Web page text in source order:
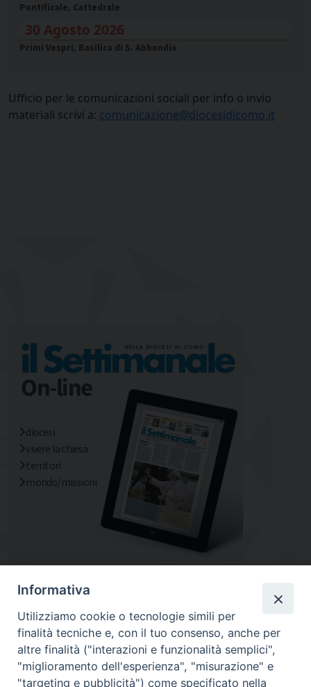
Pontificale, Cattedrale
30 Agosto 2026
Primi Vespri, Basilica di S. Abbondio
Ufficio per le comunicazioni sociali per info o invio
materiali scrivi a: comunicazione@diocesidicomo.it
diocesi
vivere la chiesa
territori
mondo/missioni
Informativa
Utilizziamo cookie o tecnologie simili per
finalità tecniche e, con il tuo consenso, anche per
altre finalità ("interazioni e funzionalità semplici",
"miglioramento dell'esperienza", "misurazione" e
"targeting e pubblicità") come specificato nella